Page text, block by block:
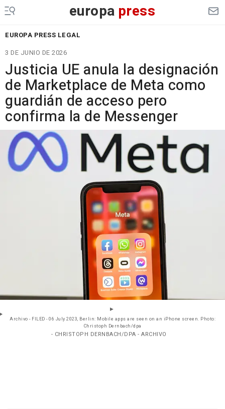
europa press
EUROPA PRESS LEGAL
3 DE JUNIO DE 2026
Justicia UE anula la designación
de Marketplace de Meta como
guardián de acceso pero
confirma la de Messenger
Archivo - FILED - 06 July 2023, Berlin: Mobile apps are seen on an iPhone screen. Photo:
Christoph Dernbach/dpa
- CHRISTOPH DERNBACH/DPA - ARCHIVO